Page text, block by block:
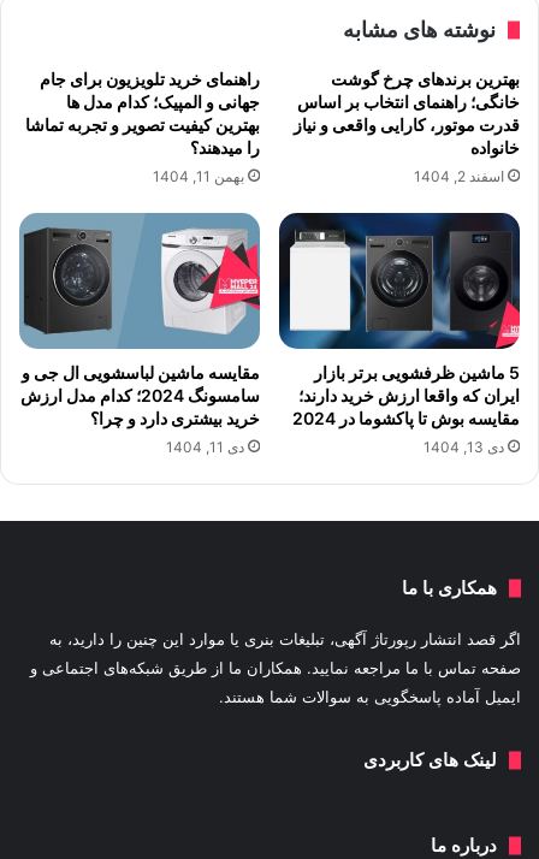
نوشته های مشابه
بهترین برندهای چرخ گوشت
خانگی؛ راهنمای انتخاب بر اساس
قدرت موتور، کارایی واقعی و نیاز
خانواده
اسفند 2, 1404
راهنمای خرید تلویزیون برای جام
جهانی و المپیک؛ کدام مدل ها
بهترین کیفیت تصویر و تجربه تماشا
را میدهند؟
بهمن 11, 1404
5 ماشین ظرفشویی برتر بازار
ایران که واقعا ارزش خرید دارند؛
مقایسه بوش تا پاکشوما در 2024
دی 13, 1404
مقایسه ماشین لباسشویی ال جی و
سامسونگ 2024؛ کدام مدل ارزش
خرید بیشتری دارد و چرا؟
دی 11, 1404
همکاری با ما
اگر قصد انتشار رپورتاژ آگهی، تبلیغات بنری یا موارد این چنین را دارید، به
صفحه تماس با ما مراجعه نمایید. همکاران ما از طریق شبکه‌های اجتماعی و
ایمیل آماده پاسخگویی به سوالات شما هستند.
لینک های کاربردی
درباره ما